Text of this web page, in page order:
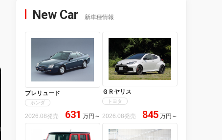
New Car 新車種情報
プレリュード
ホンダ
2026.08発売 631 万円 ～
ＧＲヤリス
トヨタ
2026.08発売 845 万円 ～